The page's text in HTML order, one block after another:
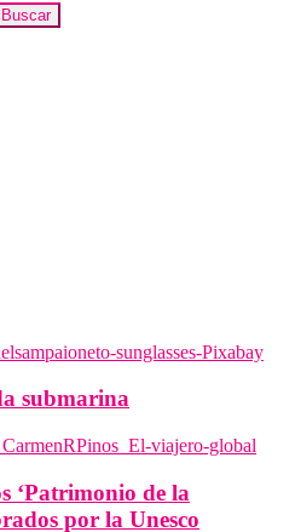
submarina
‘Patrimonio de la
por la Unesco